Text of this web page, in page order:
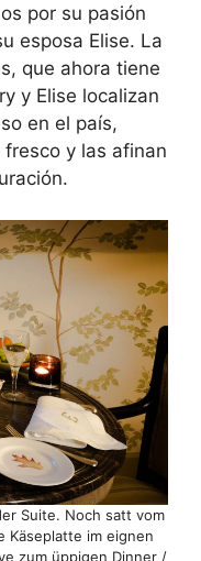
por su pasión
esposa Elise. La
que ahora tiene
y Elise localizan
en el país,
y las afinan
Suite. Noch satt vom
Käseplatte im eignen
zum üppigen Dinner /